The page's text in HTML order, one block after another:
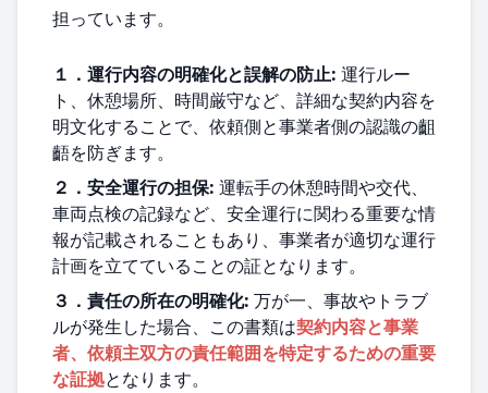
担っています。
１．運行内容の明確化と誤解の防止: 運行ルー
ト、休憩場所、時間厳守など、詳細な契約内容を
明文化することで、依頼側と事業者側の認識の齟
齬を防ぎます。
２．安全運行の担保: 運転手の休憩時間や交代、
車両点検の記録など、安全運行に関わる重要な情
報が記載されることもあり、事業者が適切な運行
計画を立てていることの証となります。
３．責任の所在の明確化: 万が一、事故やトラブ
ルが発生した場合、この書類は契約内容と事業
者、依頼主双方の責任範囲を特定するための重要
な証拠となります。